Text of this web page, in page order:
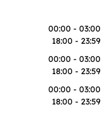
00:00 - 03:00
18:00 - 23:59
00:00 - 03:00
18:00 - 23:59
00:00 - 03:00
18:00 - 23:59